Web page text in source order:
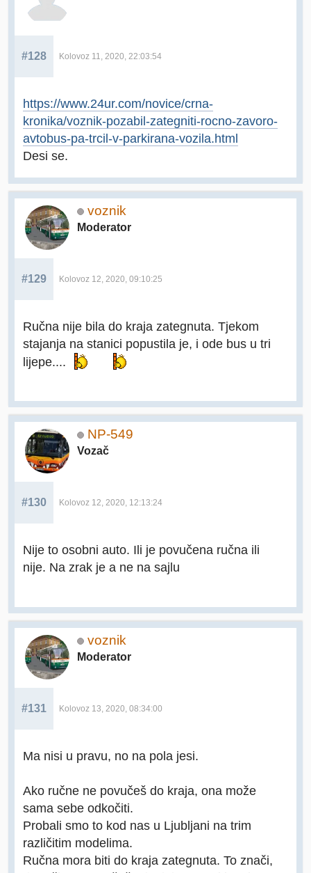
#128 Kolovoz 11, 2020, 22:03:54
https://www.24ur.com/novice/crna-
kronika/voznik-pozabil-zategniti-rocno-zavoro-
avtobus-pa-trcil-v-parkirana-vozila.html
Desi se.
voznik
Moderator
#129 Kolovoz 12, 2020, 09:10:25
Ručna nije bila do kraja zategnuta. Tjekom
stajanja na stanici popustila je, i ode bus u tri
lijepe....
NP-549
Vozač
#130 Kolovoz 12, 2020, 12:13:24
Nije to osobni auto. Ili je povučena ručna ili
nije. Na zrak je a ne na sajlu
voznik
Moderator
#131 Kolovoz 13, 2020, 08:34:00
Ma nisi u pravu, no na pola jesi.
Ako ručne ne povučeš do kraja, ona može
sama sebe odkočiti.
Probali smo to kod nas u Ljubljani na trim
različitim modelima.
Ručna mora biti do kraja zategnuta. To znači,